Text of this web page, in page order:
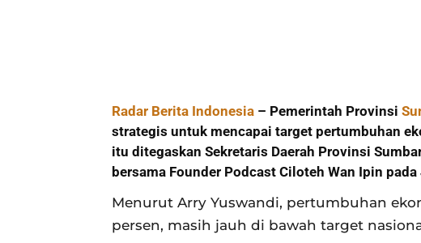
Radar Berita Indonesia – Pemerintah Provinsi
strategis untuk mencapai target pertumbuhan
itu ditegaskan Sekretaris Daerah Provinsi
bersama Founder Podcast Ciloteh Wan Ipin
Menurut Arry Yuswandi, pertumbuhan
persen, masih jauh di bawah target